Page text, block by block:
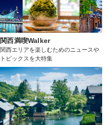
関西満喫Walker
関西エリアを楽しむためのニュースや
トピックスを大特集